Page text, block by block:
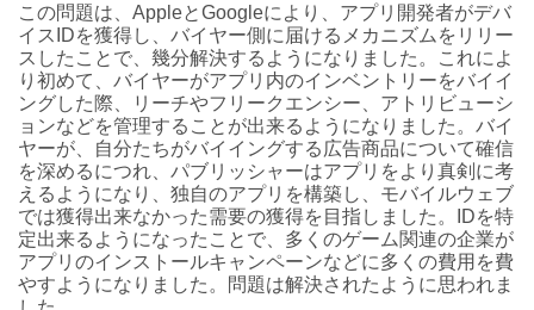
この問題は、AppleとGoogleにより、アプリ開発者がデバ
イスIDを獲得し、バイヤー側に届けるメカニズムをリリー
スしたことで、幾分解決するようになりました。これによ
り初めて、バイヤーがアプリ内のインベントリーをバイイ
ングした際、リーチやフリークエンシー、アトリビューシ
ョンなどを管理することが出来るようになりました。バイ
ヤーが、自分たちがバイイングする広告商品について確信
を深めるにつれ、パブリッシャーはアプリをより真剣に考
えるようになり、独自のアプリを構築し、モバイルウェブ
では獲得出来なかった需要の獲得を目指しました。IDを特
定出来るようになったことで、多くのゲーム関連の企業が
アプリのインストールキャンペーンなどに多くの費用を費
やすようになりました。問題は解決されたように思われま